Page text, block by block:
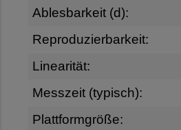
Ablesbarkeit (d):
Reproduzierbarkeit:
Linearität:
Messzeit (typisch):
Plattformgröße: